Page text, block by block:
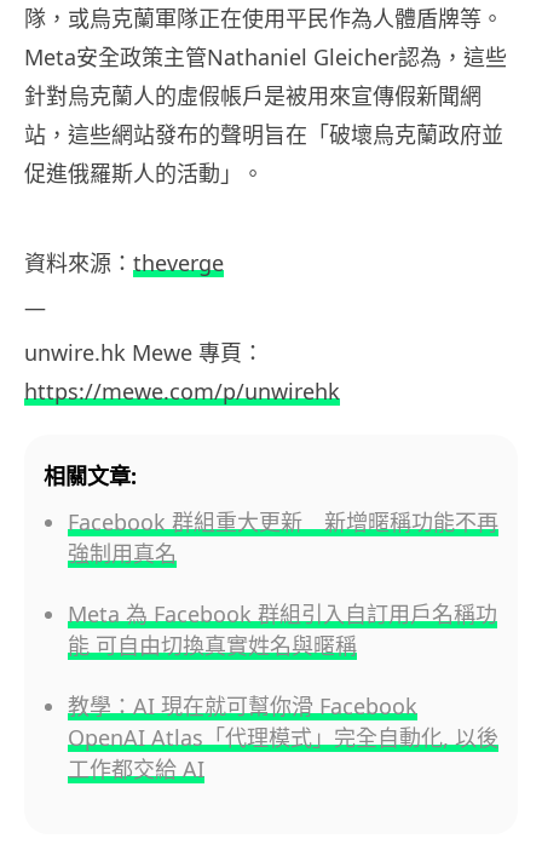
隊，或烏克蘭軍隊正在使用平民作為人體盾牌等。
Meta安全政策主管Nathaniel Gleicher認為，這些
針對烏克蘭人的虛假帳戶是被用來宣傳假新聞網
站，這些網站發布的聲明旨在「破壞烏克蘭政府並
促進俄羅斯人的活動」。
資料來源 ： theverge
—
unwire.hk Mewe 專頁：
https://mewe.com/p/unwirehk
相關文章:
Facebook 群組重大更新 新增暱稱功能不再
強制用真名
Meta 為 Facebook 群組引入自訂用戶名稱功
能 可自由切換真實姓名與暱稱
教學：AI 現在就可幫你滑 Facebook
OpenAI Atlas「代理模式」完全自動化, 以後
工作都交給 AI